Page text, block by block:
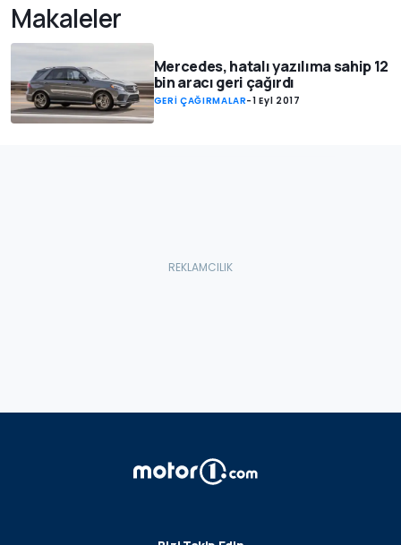
Makaleler
Mercedes, hatalı yazılıma sahip 12
bin aracı geri çağırdı
GERİ ÇAĞIRMALAR-1 Eyl 2017